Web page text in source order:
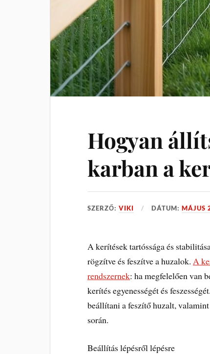
Hogyan
karban a
SZERZŐ:VIKI DÁTUM:MÁJUS
A kerítések tartóssága és
rögzítve és feszítve a huzalok.A
rendszernek: ha megfelelően van
kerítés egyenességét és
beállítani a feszítő huzalt,
során.
Beállítás lépésről lépésre